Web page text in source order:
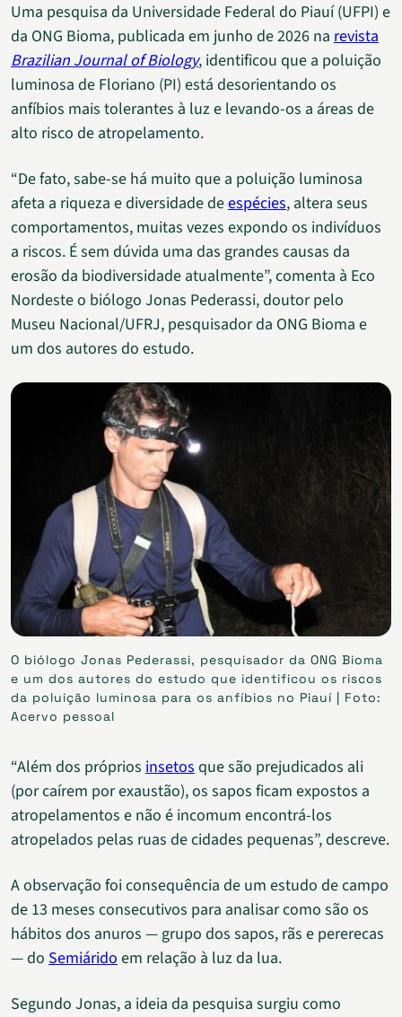
Uma pesquisa da Universidade Federal do Piauí (UFPI) e
da ONG Bioma, publicada em junho de 2026 na revista
Brazilian Journal of Biology, identificou que a poluição
luminosa de Floriano (PI) está desorientando os
anfíbios mais tolerantes à luz e levando-os a áreas de
alto risco de atropelamento.
“De fato, sabe-se há muito que a poluição luminosa
afeta a riqueza e diversidade deespécies, altera seus
comportamentos, muitas vezes expondo os indivíduos
a riscos. É sem dúvida uma das grandes causas da
erosão da biodiversidade atualmente”, comenta à Eco
Nordeste o biólogo Jonas Pederassi, doutor pelo
Museu Nacional/UFRJ, pesquisador da ONG Bioma e
um dos autores do estudo.
O biólogo Jonas Pederassi, pesquisador da ONG Bioma
e um dos autores do estudo que identificou os riscos
da poluição luminosa para os anfíbios no Piauí | Foto:
Acervo pessoal
“Além dos próprios insetos que são prejudicados ali
(por caírem por exaustão), os sapos ficam expostos a
atropelamentos e não é incomum encontrá-los
atropelados pelas ruas de cidades pequenas”, descreve.
A observação foi consequência de um estudo de campo
de 13 meses consecutivos para analisar como são os
hábitos dos anuros — grupo dos sapos, rãs e pererecas
— do Semiárido em relação à luz da lua.
Segundo Jonas, a ideia da pesquisa surgiu como